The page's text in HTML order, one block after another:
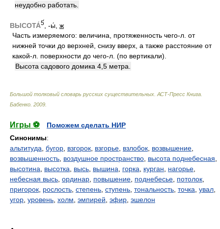
неудобно работать.
ВЫСОТА́5́ , -ы́, ж
Часть измеряемого: величина, протяженность чего-л. от
нижней точки до верхней, снизу вверх, а также расстояние от
какой-л. поверхности до чего-л. (по вертикали).
Высота садового домика 4,5 метра.
Большой толковый словарь русских существительных. АСТ-Пресс Книга
Бабенко 2009
Игры ⚽
Поможем сделать НИР
Синонимы:
альтитуда, бугор, взгорок, взгорье, взлобок, возвышение,
возвышенность, воздушное пространство, высота поднебесная,
высотина, высотка, высь, вышина, горка, курган, нагорье,
небесная высь, ординар, повышение, поднебесье, потолок,
пригорок, рослость, степень, ступень, тональность, точка, увал,
угор, уровень, холм, эмпирей, эфир, эшелон